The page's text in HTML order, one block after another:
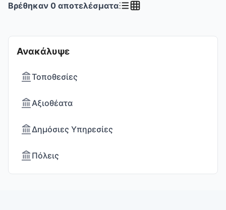
Ανακάλυψε
Τοποθεσίες
Αξιοθέατα
Δημόσιες Υπηρεσίες
Πόλεις
Βρέθηκαν 0 αποτελέσματα